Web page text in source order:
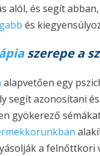
alól, és segít
és
szerepe a
alapvetően egy
segít azonosítani
gyökerező
a felnőttkori